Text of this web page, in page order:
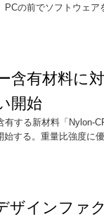
の前でソフトウェ
含有材料に
開始
する新材料「Nylon-
する。重量比強度に
ザインファ